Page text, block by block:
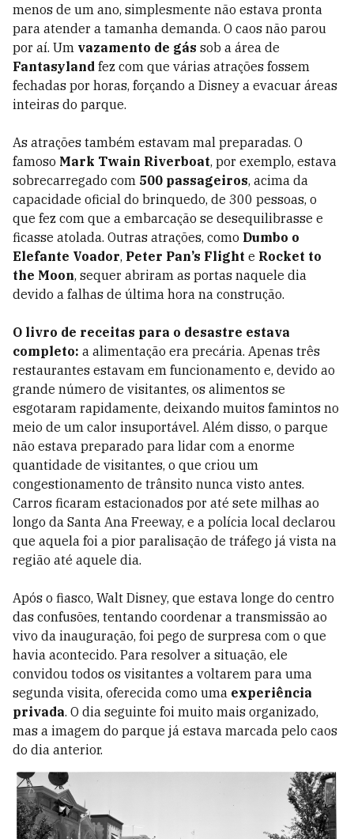
menos de um ano, simplesmente não estava pronta
para atender a tamanha demanda. O caos não parou
por aí. Um vazamento de gás sob a área de
Fantasyland fez com que várias atrações fossem
fechadas por horas, forçando a Disney a evacuar áreas
inteiras do parque.
As atrações também estavam mal preparadas. O
famoso Mark Twain Riverboat, por exemplo, estava
sobrecarregado com 500 passageiros, acima da
capacidade oficial do brinquedo, de 300 pessoas, o
que fez com que a embarcação se desequilibrasse e
ficasse atolada. Outras atrações, como Dumbo o
Elefante Voador, Peter Pan’s Flight e Rocket to
the Moon, sequer abriram as portas naquele dia
devido a falhas de última hora na construção.
O livro de receitas para o desastre estava
completo: a alimentação era precária. Apenas três
restaurantes estavam em funcionamento e, devido ao
grande número de visitantes, os alimentos se
esgotaram rapidamente, deixando muitos famintos no
meio de um calor insuportável. Além disso, o parque
não estava preparado para lidar com a enorme
quantidade de visitantes, o que criou um
congestionamento de trânsito nunca visto antes.
Carros ficaram estacionados por até sete milhas ao
longo da Santa Ana Freeway, e a polícia local declarou
que aquela foi a pior paralisação de tráfego já vista na
região até aquele dia.
Após o fiasco, Walt Disney, que estava longe do centro
das confusões, tentando coordenar a transmissão ao
vivo da inauguração, foi pego de surpresa com o que
havia acontecido. Para resolver a situação, ele
convidou todos os visitantes a voltarem para uma
segunda visita, oferecida como uma experiência
privada. O dia seguinte foi muito mais organizado,
mas a imagem do parque já estava marcada pelo caos
do dia anterior.